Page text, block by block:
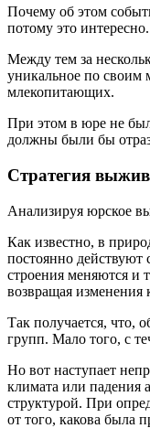
Почему об этом
потому это
Между тем за
уникальное по своим
млекопитающих.
При этом в юре не
должны были бы
Стратегия
Анализируя юрское
Как известно, в
постоянно действуют
строения меняются и
возвращая изменения
Так получается, что,
групп. Мало того, с
Но вот наступает
климата или падения
структурой. При
от того, какова была